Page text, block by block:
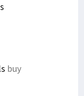
buy